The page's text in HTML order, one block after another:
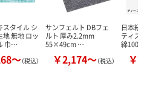
スタイル シ
地 無地 ロッ
巾…
～（税込）
サンフェルト DBフェ
ルト 厚み2.2mm
55×49cm …
￥2,174～（税込）
日本紐
ティス
綿100…
￥